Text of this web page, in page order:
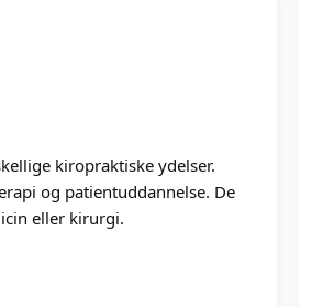
kiropraktiske ydelser.
og patientuddannelse. De
eller kirurgi.